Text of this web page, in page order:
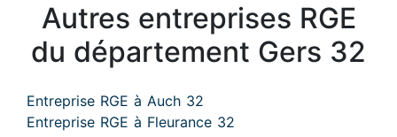
Autres entreprises RGE
du département Gers 32
Entreprise RGE à Auch 32
Entreprise RGE à Fleurance 32